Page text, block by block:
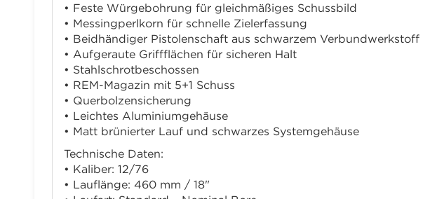
• Feste Würgebohrung für gleichmäßiges Schussbild
• Messingperlkorn für schnelle Zielerfassung
• Beidhändiger Pistolenschaft aus schwarzem Verbundwerkstoff
• Aufgeraute Griffflächen für sicheren Halt
• Stahlschrotbeschossen
• REM-Magazin mit 5+1 Schuss
• Querbolzensicherung
• Leichtes Aluminiumgehäuse
• Matt brünierter Lauf und schwarzes Systemgehäuse
Technische Daten:
• Kaliber: 12/76
• Lauflänge: 460 mm / 18"